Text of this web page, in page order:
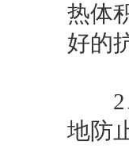
热体
好的
2、
地防